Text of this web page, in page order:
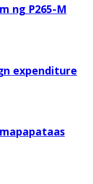
ng P265-M
expenditure